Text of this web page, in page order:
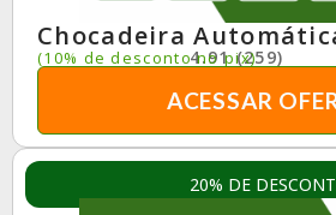
Chocadeira
4.91 (259)
(10% de desconto no pix)
ACESSAR
20% DE